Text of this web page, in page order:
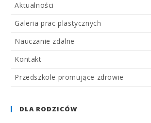
Aktualności
Galeria prac plastycznych
Nauczanie zdalne
Kontakt
Przedszkole promujące zdrowie
DLA RODZICÓW